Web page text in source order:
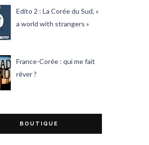
Edito 2 : La Corée du Sud, «
a world with strangers »
France-Corée : qui me fait
rêver ?
BOUTIQUE